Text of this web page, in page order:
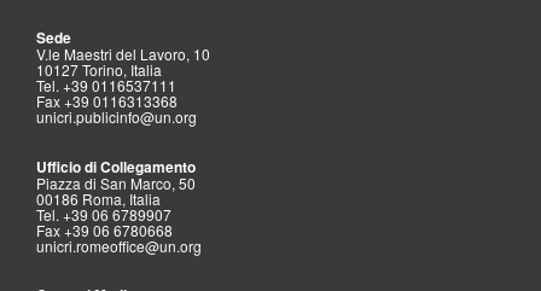
Sede
V.le Maestri del Lavoro, 10
10127 Torino, Italia
Tel. +39 0116537111
Fax +39 0116313368
unicri.publicinfo@un.org
Ufficio di Collegamento
Piazza di San Marco, 50
00186 Roma, Italia
Tel. +39 06 6789907
Fax +39 06 6780668
unicri.romeoffice@un.org